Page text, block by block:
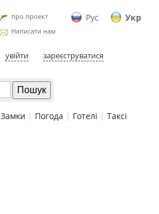
Рус Укр
про проект
Написати нам
увійти зареєструватися
Замки | Погода | Готелі | Таксі